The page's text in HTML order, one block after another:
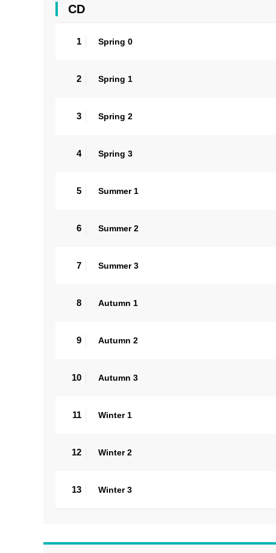
CD
1 Spring 0
2 Spring 1
3 Spring 2
4 Spring 3
5 Summer 1
6 Summer 2
7 Summer 3
8 Autumn 1
9 Autumn 2
10 Autumn 3
11 Winter 1
12 Winter 2
13 Winter 3